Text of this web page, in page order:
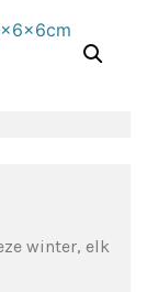
winter, elk